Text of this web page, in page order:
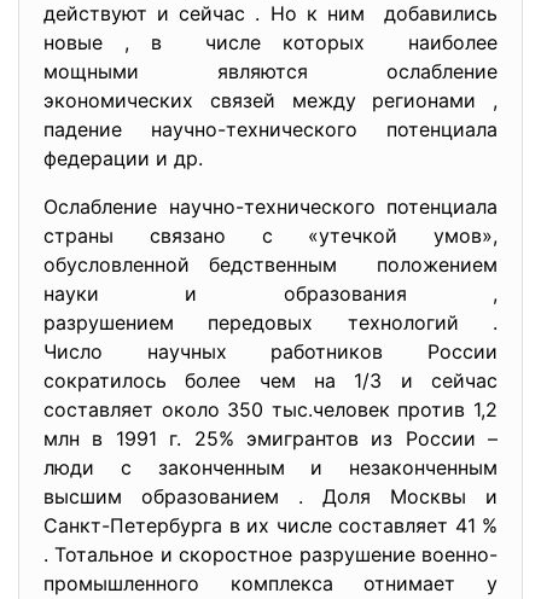
действуют и сейчас . Но к ним добавились
новые , в числе которых наиболее
мощными являются ослабление
экономических связей между регионами ,
падение научно-технического потенциала
федерации и др.
Ослабление научно-технического потенциала
страны связано с «утечкой умов»,
обусловленной бедственным положением
науки и образования ,
разрушением передовых технологий .
Число научных работников России
сократилось более чем на 1/3 и сейчас
составляет около 350 тыс.человек против 1,2
млн в 1991 г. 25% эмигрантов из России –
люди с законченным и незаконченным
высшим образованием . Доля Москвы и
Санкт-Петербурга в их числе составляет 41 %
. Тотальное и скоростное разрушение военно-
промышленного комплекса отнимает у